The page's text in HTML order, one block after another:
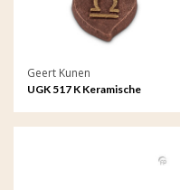
Geert Kunen
UGK 517 K Keramische